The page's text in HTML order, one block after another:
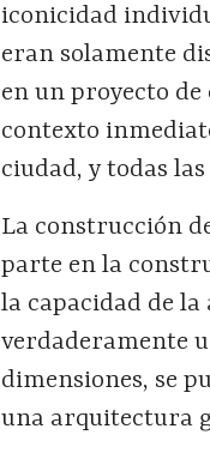
iconicidad
eran solamente
en un proyecto
contexto
ciudad, y todas
La construcción
parte en la
la capacidad de
verdaderamente
dimensiones, se
una arquitectura